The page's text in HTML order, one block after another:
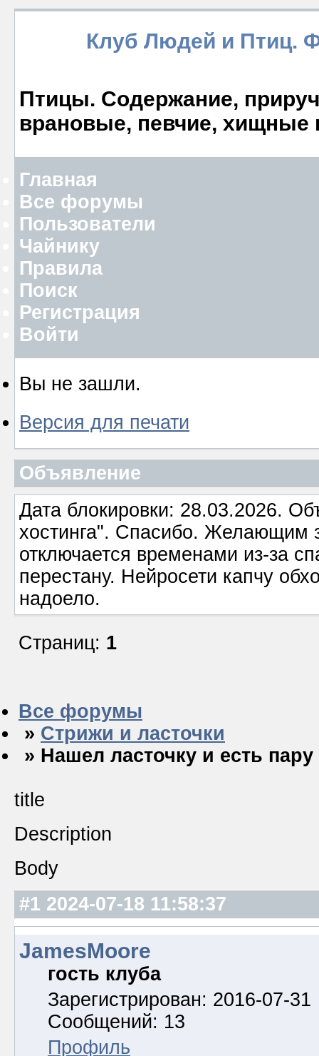
Клуб Людей и Птиц.
Птицы. Содержание,
врановые, певчие, хищные
Главная
Все форумы
Пользователи
Чайнику
Правила
Поиск
Регистрация
Войти
Вы не зашли.
Версия для печати
Объявление
Дата блокировки: 28.03.2026.
хостинга". Спасибо. Желающим
отключается временами из-за
перестану. Нейросети капчу
надоело.
Страниц: 1
Все форумы
» Стрижи и ласточки
» Нашел ласточку и есть
title
Description
Body
#1 2024-07-18 11:58:37
JamesMoore
гость клуба
Зарегистрирован: 2016-07-31
Сообщений: 13
Профиль